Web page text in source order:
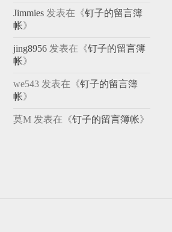
Jimmies 发表在《钉子的留言簿
帐》
jing8956 发表在《钉子的留言簿
帐》
we543 发表在《钉子的留言簿
帐》
莫M 发表在《钉子的留言簿帐》